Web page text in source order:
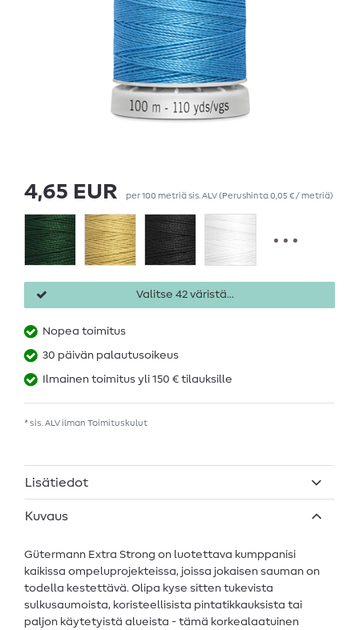
4,65 EUR per100 metriäsis. ALV(Perushinta0,05 € / metriä)
Valitse 42 väristä...
Nopea toimitus
30 päivän palautusoikeus
Ilmainen toimitus yli 150 € tilauksille
* sis. ALV ilman Toimituskulut
Lisätiedot
Kuvaus
Gütermann Extra Strong on luotettava kumppanisi
kaikissa ompeluprojekteissa, joissa jokaisen sauman on
todella kestettävä. Olipa kyse sitten tukevista
sulkusaumoista, koristeellisista pintatikkauksista tai
paljon käytetyistä alueista - tämä korkealaatuinen